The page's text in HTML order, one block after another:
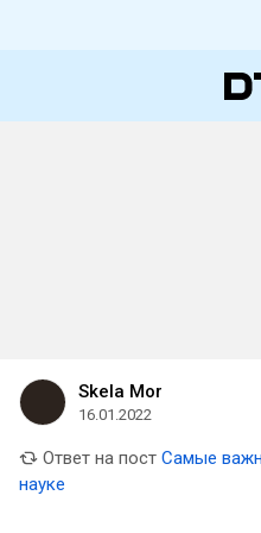
Skela Mor
16.01.2022
Ответ на пост Самые
науке